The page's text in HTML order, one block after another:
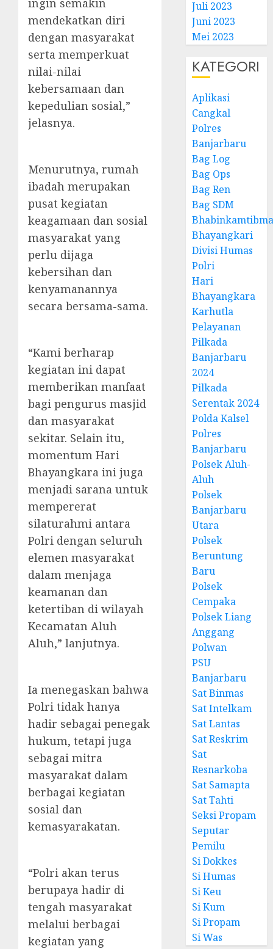
ingin semakin
mendekatkan diri
dengan masyarakat
serta memperkuat
nilai-nilai
kebersamaan dan
kepedulian sosial,”
jelasnya.
Menurutnya, rumah
ibadah merupakan
pusat kegiatan
keagamaan dan sosial
masyarakat yang
perlu dijaga
kebersihan dan
kenyamanannya
secara bersama-sama.
“Kami berharap
kegiatan ini dapat
memberikan manfaat
bagi pengurus masjid
dan masyarakat
sekitar. Selain itu,
momentum Hari
Bhayangkara ini juga
menjadi sarana untuk
mempererat
silaturahmi antara
Polri dengan seluruh
elemen masyarakat
dalam menjaga
keamanan dan
ketertiban di wilayah
Kecamatan Aluh
Aluh,” lanjutnya.
Ia menegaskan bahwa
Polri tidak hanya
hadir sebagai penegak
hukum, tetapi juga
sebagai mitra
masyarakat dalam
berbagai kegiatan
sosial dan
kemasyarakatan.
“Polri akan terus
berupaya hadir di
tengah masyarakat
melalui berbagai
kegiatan yang
Juli 2023
Juni 2023
Mei 2023
KATEGORI
Aplikasi
Cangkal
Polres
Banjarbaru
Bag Log
Bag Ops
Bag Ren
Bag SDM
Bhayangkari
Divisi Humas
Polri
Hari
Bhayangkara
Karhutla
Pelayanan
Pilkada
Banjarbaru
2024
Pilkada
Serentak 2024
Polda Kalsel
Polres
Banjarbaru
Polsek Aluh-
Aluh
Polsek
Banjarbaru
Utara
Polsek
Beruntung
Baru
Polsek
Cempaka
Polsek Liang
Anggang
Polwan
PSU
Banjarbaru
Sat Binmas
Sat Intelkam
Sat Lantas
Sat Reskrim
Sat
Resnarkoba
Sat Samapta
Sat Tahti
Seksi Propam
Seputar
Pemilu
Si Dokkes
Si Humas
Si Keu
Si Kum
Si Propam
Si Was